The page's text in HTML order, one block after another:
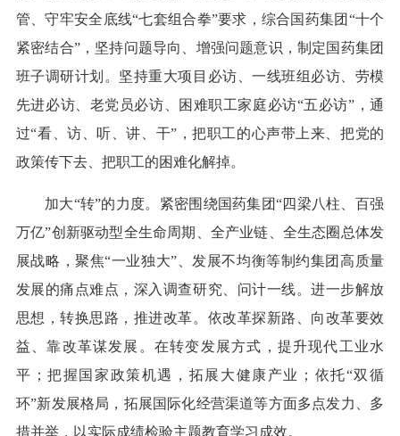
管、守牢安全底线“七套组合拳”要求，综合国药集团“十个
紧密结合”，坚持问题导向、增强问题意识，制定国药集团
班子调研计划。坚持重大项目必访、一线班组必访、劳模
先进必访、老党员必访、困难职工家庭必访“五必访”，通
过“看、访、听、讲、干”，把职工的心声带上来、把党的
政策传下去、把职工的困难化解掉。
加大“转”的力度。紧密围绕国药集团“四梁八柱、百强
万亿”创新驱动型全生命周期、全产业链、全生态圈总体发
展战略，聚焦“一业独大”、发展不均衡等制约集团高质量
发展的痛点难点，深入调查研究、问计一线。进一步解放
思想，转换思路，推进改革。依改革探新路、向改革要效
益、靠改革谋发展。在转变发展方式，提升现代工业水
平；把握国家政策机遇，拓展大健康产业；依托“双循
环”新发展格局，拓展国际化经营渠道等方面多点发力、多
措并举，以实际成绩检验主题教育学习成效。